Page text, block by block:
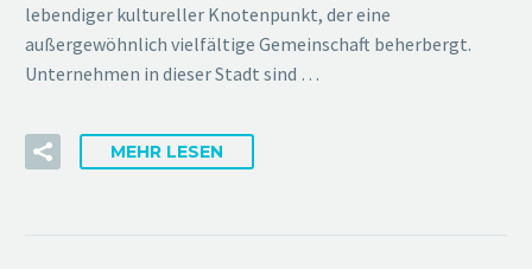
lebendiger kultureller Knotenpunkt, der eine
außergewöhnlich vielfältige Gemeinschaft beherbergt.
Unternehmen in dieser Stadt sind …
MEHR LESEN